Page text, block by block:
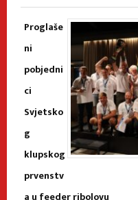
Proglaše
ni
pobjedni
ci
Svjetsko
g
klupskog
prvenstv